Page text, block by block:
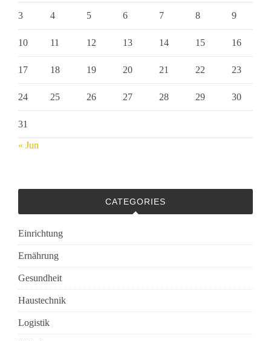
3 4 5 6 7 8 9
10 11 12 13 14 15 16
17 18 19 20 21 22 23
24 25 26 27 28 29 30
31
« Jun
CATEGORIES
Einrichtung
Ernährung
Gesundheit
Haustechnik
Logistik